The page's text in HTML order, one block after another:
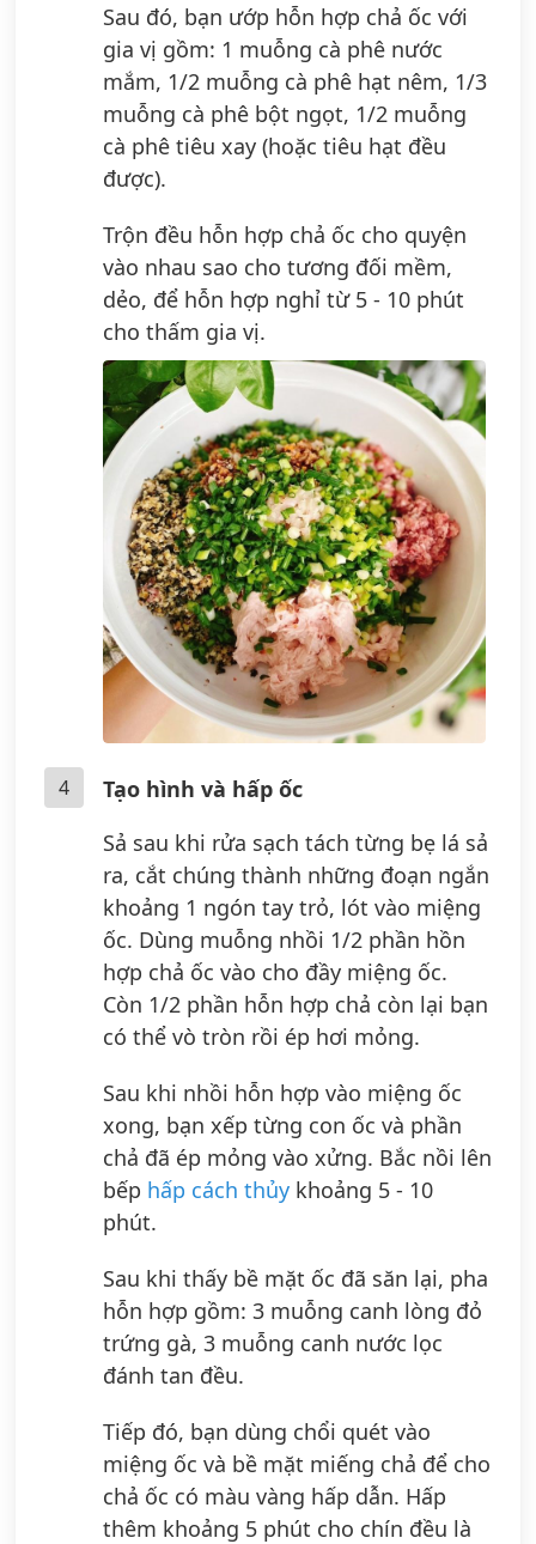
Sau đó, bạn ướp hỗn hợp chả ốc với
gia vị gồm: 1 muỗng cà phê nước
mắm, 1/2 muỗng cà phê hạt nêm, 1/3
muỗng cà phê bột ngọt, 1/2 muỗng
cà phê tiêu xay (hoặc tiêu hạt đều
được).
Trộn đều hỗn hợp chả ốc cho quyện
vào nhau sao cho tương đối mềm,
dẻo, để hỗn hợp nghỉ từ 5 - 10 phút
cho thấm gia vị.
4
Tạo hình và hấp ốc
Sả sau khi rửa sạch tách từng bẹ lá sả
ra, cắt chúng thành những đoạn ngắn
khoảng 1 ngón tay trỏ, lót vào miệng
ốc. Dùng muỗng nhồi 1/2 phần hồn
hợp chả ốc vào cho đầy miệng ốc.
Còn 1/2 phần hỗn hợp chả còn lại bạn
có thể vò tròn rồi ép hơi mỏng.
Sau khi nhồi hỗn hợp vào miệng ốc
xong, bạn xếp từng con ốc và phần
chả đã ép mỏng vào xửng. Bắc nồi lên
bếp hấp cách thủy khoảng 5 - 10
phút.
Sau khi thấy bề mặt ốc đã săn lại, pha
hỗn hợp gồm: 3 muỗng canh lòng đỏ
trứng gà, 3 muỗng canh nước lọc
đánh tan đều.
Tiếp đó, bạn dùng chổi quét vào
miệng ốc và bề mặt miếng chả để cho
chả ốc có màu vàng hấp dẫn. Hấp
thêm khoảng 5 phút cho chín đều là